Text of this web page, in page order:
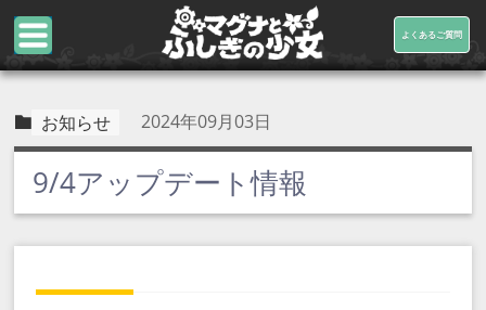
よくあるご質問
お知らせ 2024年09月03日
9/4アップデート情報